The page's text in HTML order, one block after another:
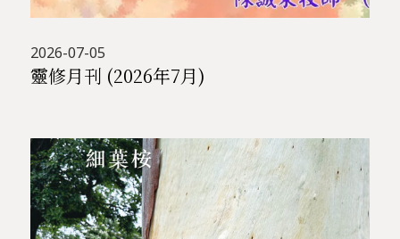
2026-07-05
靈修月刊 (2026年7月)